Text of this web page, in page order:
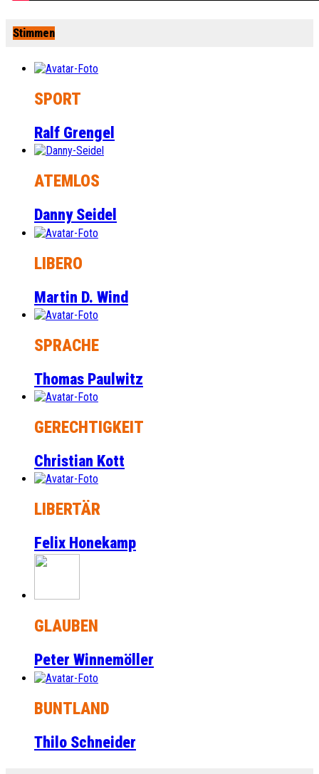
Stimmen
SPORT
Ralf Grengel
ATEMLOS
Danny Seidel
LIBERO
Martin D. Wind
SPRACHE
Thomas Paulwitz
GERECHTIGKEIT
Christian Kott
LIBERTÄR
Felix Honekamp
GLAUBEN
Peter Winnemöller
BUNTLAND
Thilo Schneider